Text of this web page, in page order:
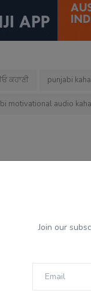
Join our
ਕਹਾਣੀ punjabi
motivational audio
- Ranjodh